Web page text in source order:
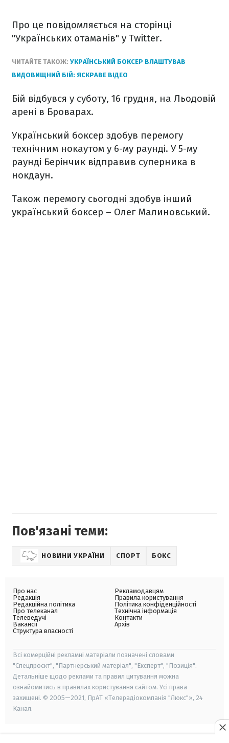
Про це повідомляється на сторінці
"Українських отаманів" у Twitter.
ЧИТАЙТЕ ТАКОЖ: УКРАЇНСЬКИЙ БОКСЕР ВЛАШТУВАВ
ВИДОВИЩНИЙ БІЙ: ЯСКРАВЕ ВІДЕО
Бій відбувся у суботу, 16 грудня, на Льодовій
арені в Броварах.
Український боксер здобув перемогу
технічним нокаутом у 6-му раунді. У 5-му
раунді Берінчик відправив суперника в
нокдаун.
Також перемогу сьогодні здобув інший
український боксер – Олег Малиновський.
Пов'язані теми:
НОВИНИ УКРАЇНИ СПОРТ БОКС
Про нас
Редакція
Редакційна політика
Про телеканал
Телеведучі
Вакансії
Структура власності
Рекламодавцям
Правила користування
Політика конфіденційності
Технічна інформація
Контакти
Архів
Всі комерційні рекламні матеріали позначені словами
"Спецпроєкт", "Партнерський матеріал", "Експерт", "Позиція".
Детальніше щодо реклами та правил цитування можна
ознайомитись в правилах користування сайтом. Усі права
захищені. © 2005—2021, ПрАТ «Телерадіокомпанія "Люкс"», 24
Канал.